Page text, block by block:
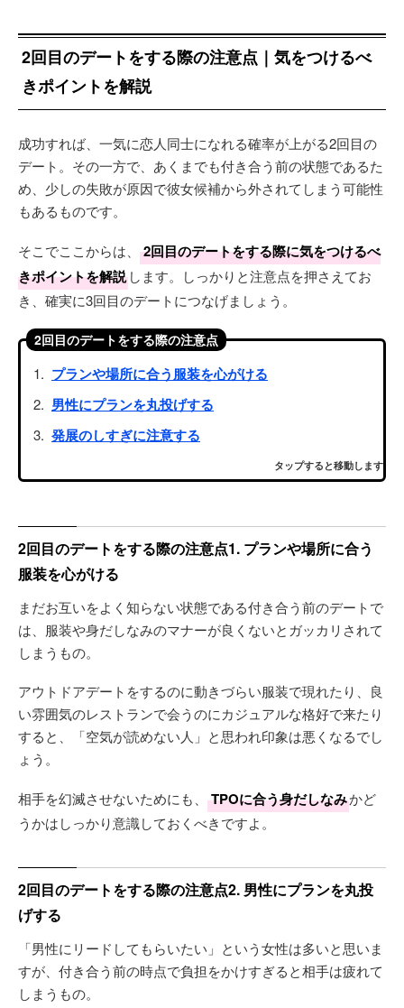
2回目のデートをする際の注意点｜気をつけるべ
きポイントを解説
成功すれば、一気に恋人同士になれる確率が上がる2回目の
デート。その一方で、あくまでも付き合う前の状態であるた
め、少しの失敗が原因で彼女候補から外されてしまう可能性
もあるものです。
そこでここからは、
2回目のデートをする際に気をつけるべ
きポイントを解説 します。しっかりと注意点を押さえてお
き、確実に3回目のデートにつなげましょう。
2回目のデートをする際の注意点
プランや場所に合う服装を心がける
男性にプランを丸投げする
発展のしすぎに注意する
タップすると移動します
2回目のデートをする際の注意点1. プランや場所に合う
服装を心がける
まだお互いをよく知らない状態である付き合う前のデートで
は、服装や身だしなみのマナーが良くないとガッカリされて
しまうもの。
アウトドアデートをするのに動きづらい服装で現れたり、良
い雰囲気のレストランで会うのにカジュアルな格好で来たり
すると、「空気が読めない人」と思われ印象は悪くなるでし
ょう。
相手を幻滅させないためにも、 TPOに合う身だしなみかど
うかはしっかり意識しておくべきですよ。
2回目のデートをする際の注意点2. 男性にプランを丸投
げする
「男性にリードしてもらいたい」という女性は多いと思いま
すが、付き合う前の時点で負担をかけすぎると相手は疲れて
しまうもの。